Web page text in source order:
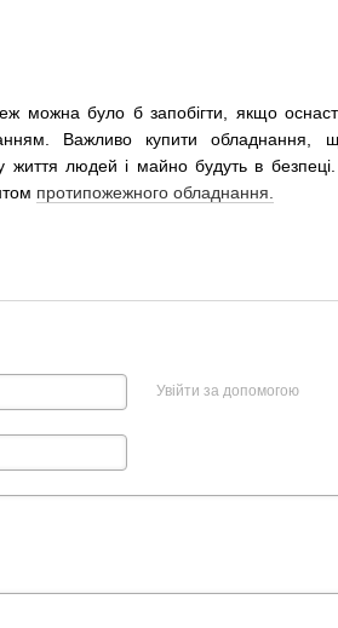
можна було б запобігти, якщо
Важливо купити обладнання,
життя людей і майно будуть в
протипожежного обладнання.
Увійти за допомогою